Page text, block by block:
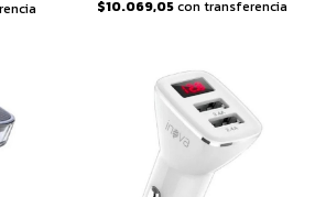
$10.069,05con transferencia